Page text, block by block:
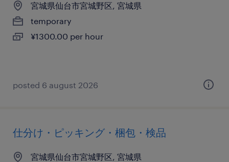
宮城県仙台市宮城野区, 宮城県
temporary
¥1300.00 per hour
posted 6 august 2026
仕分け・ピッキング・梱包・検品
宮城県仙台市宮城野区, 宮城県